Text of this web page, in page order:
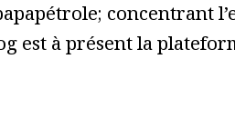
concentrant
est à présent la